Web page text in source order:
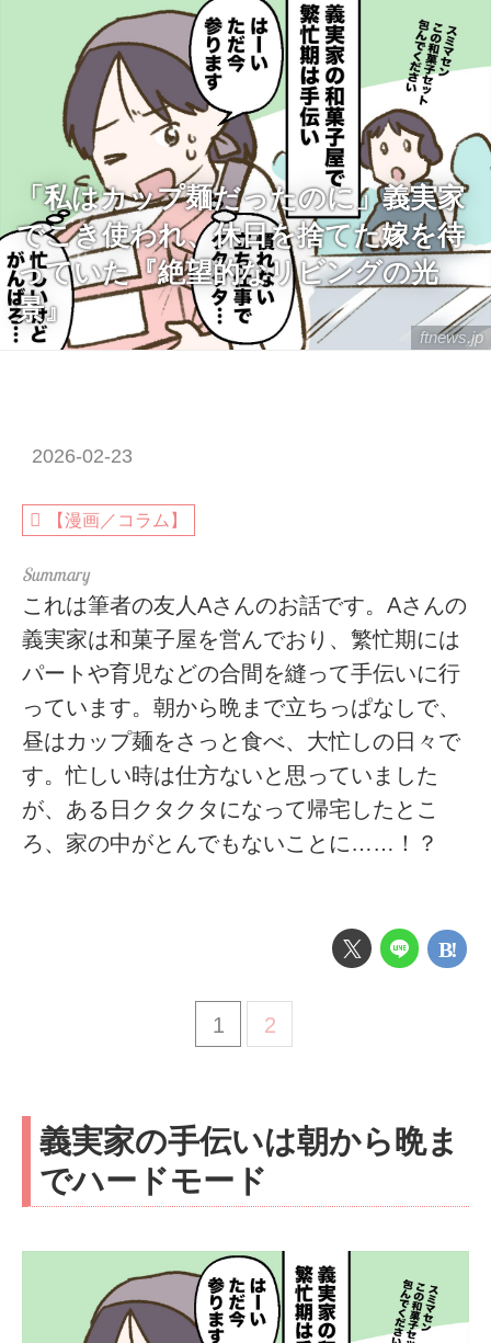
ftnews.jp
「私はカップ麺だったのに」義実家
でこき使われ、休日を捨てた嫁を待
っていた『絶望的なリビングの光
景』
2026-02-23
【漫画／コラム】
これは筆者の友人Aさんのお話です。Aさんの
義実家は和菓子屋を営んでおり、繁忙期には
パートや育児などの合間を縫って手伝いに行
っています。朝から晩まで立ちっぱなしで、
昼はカップ麺をさっと食べ、大忙しの日々で
す。忙しい時は仕方ないと思っていました
が、ある日クタクタになって帰宅したとこ
ろ、家の中がとんでもないことに……！？
1 2
義実家の手伝いは朝から晩ま
でハードモード